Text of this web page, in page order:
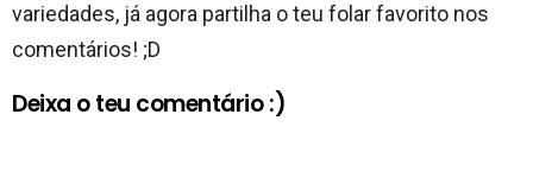
variedades, já agora partilha o teu folar favorito nos
comentários! ;D
Deixa o teu comentário :)